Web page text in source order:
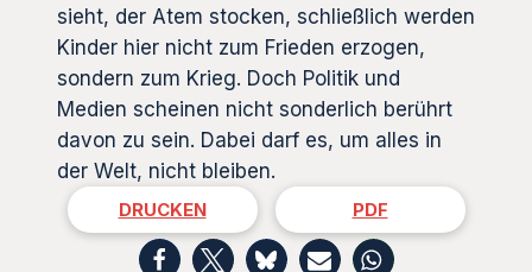
sieht, der Atem stocken, schließlich werden
Kinder hier nicht zum Frieden erzogen,
sondern zum Krieg. Doch Politik und
Medien scheinen nicht sonderlich berührt
davon zu sein. Dabei darf es, um alles in
der Welt, nicht bleiben.
DRUCKEN PDF